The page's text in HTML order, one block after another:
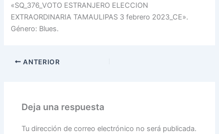
«SQ_376_VOTO ESTRANJERO ELECCION
EXTRAORDINARIA TAMAULIPAS 3 febrero 2023_CE».
Género: Blues.
ANTERIOR
Deja una respuesta
Tu dirección de correo electrónico no será publicada.